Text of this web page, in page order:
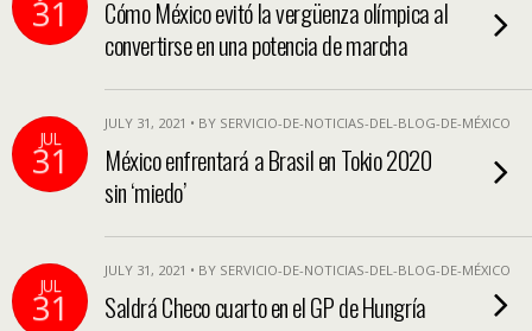
31
Cómo México evitó la vergüenza olímpica al
convertirse en una potencia de marcha
JUL
31
JULY 31, 2021 • BY SERVICIO-DE-NOTICIAS-DEL-BLOG-DE-MÉXICO
México enfrentará a Brasil en Tokio 2020
sin ‘miedo’
JUL
31
JULY 31, 2021 • BY SERVICIO-DE-NOTICIAS-DEL-BLOG-DE-MÉXICO
Saldrá Checo cuarto en el GP de Hungría